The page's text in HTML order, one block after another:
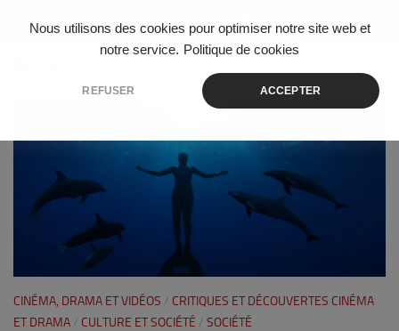
Nous utilisons des cookies pour optimiser notre site web et
notre service. Politique de cookies
REFUSER ACCEPTER
Skip to content
CINÉMA, DRAMA ET VIDÉOS / CRITIQUES ET DÉCOUVERTES CINÉMA
ET DRAMA / CULTURE ET SOCIÉTÉ / SOCIÉTÉ